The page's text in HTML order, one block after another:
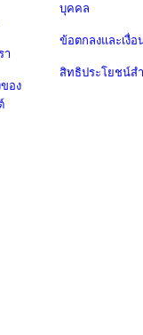
า
อง
บุคคล
ข้อตกลงและเงื่
สิทธิประโยชน์ส